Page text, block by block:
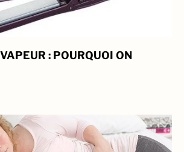
: POURQUOI ON